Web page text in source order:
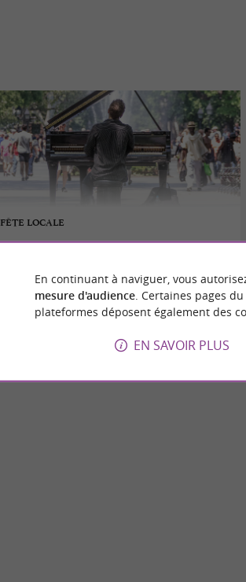
FÊTE LOCALE
Ausseing
Festivals
En continuant à naviguer, vous
mesure d'audience. Certaines pages
plateformes déposent également des
EN SAVOIR PLUS